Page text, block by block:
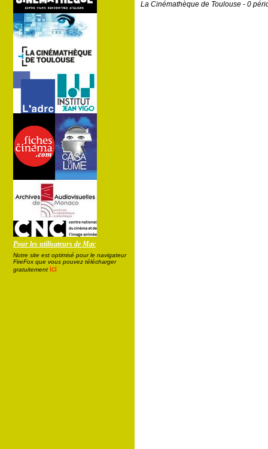
Pour les utilisateurs de Mac
Notre site est optimisé pour le navigateur
FireFox que vous pouvez télécharger
gratuitement ici
La Cinémathèque de Toulouse - 0